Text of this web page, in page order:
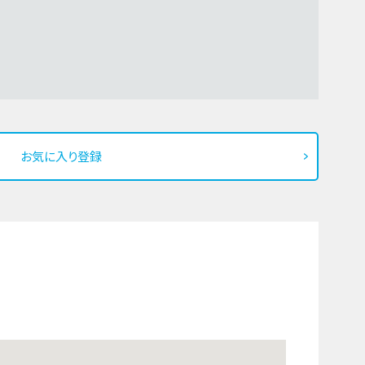
お気に入り登録